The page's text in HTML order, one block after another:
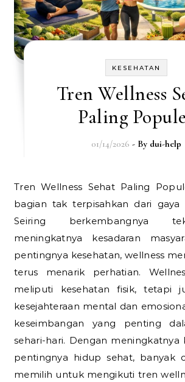
KESEHATAN
Tren Wellness
Paling
01/14/2026 - By dui-help
Tren Wellness Sehat Paling Populer kini menjadi
bagian tak terpisahkan dari gaya
Seiring berkembangnya
meningkatnya kesadaran
pentingnya kesehatan, wellness
terus menarik perhatian.
meliputi kesehatan fisik, tetapi
kesejahteraan mental dan
keseimbangan yang penting
sehari-hari. Dengan meningkatnya
pentingnya hidup sehat, banyak
memilih untuk mengikuti tren